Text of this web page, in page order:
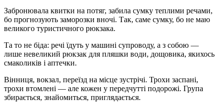
Забронювала квитки на потяг, забила сумку теплими речами,
бо прогнозують заморозки вночі. Так, саме сумку, бо не маю
великого туристичного рюкзака.
Та то не біда: речі їдуть у машині супроводу, а з собою —
лише невеликий рюкзак для пляшки води, дощовика, якихось
смаколиків і аптечки.
Вінниця, вокзал, переїзд на місце зустрічі. Трохи заспані,
трохи втомлені — але кожен у передчутті подорожі. Група
збирається, знайомиться, приглядається.